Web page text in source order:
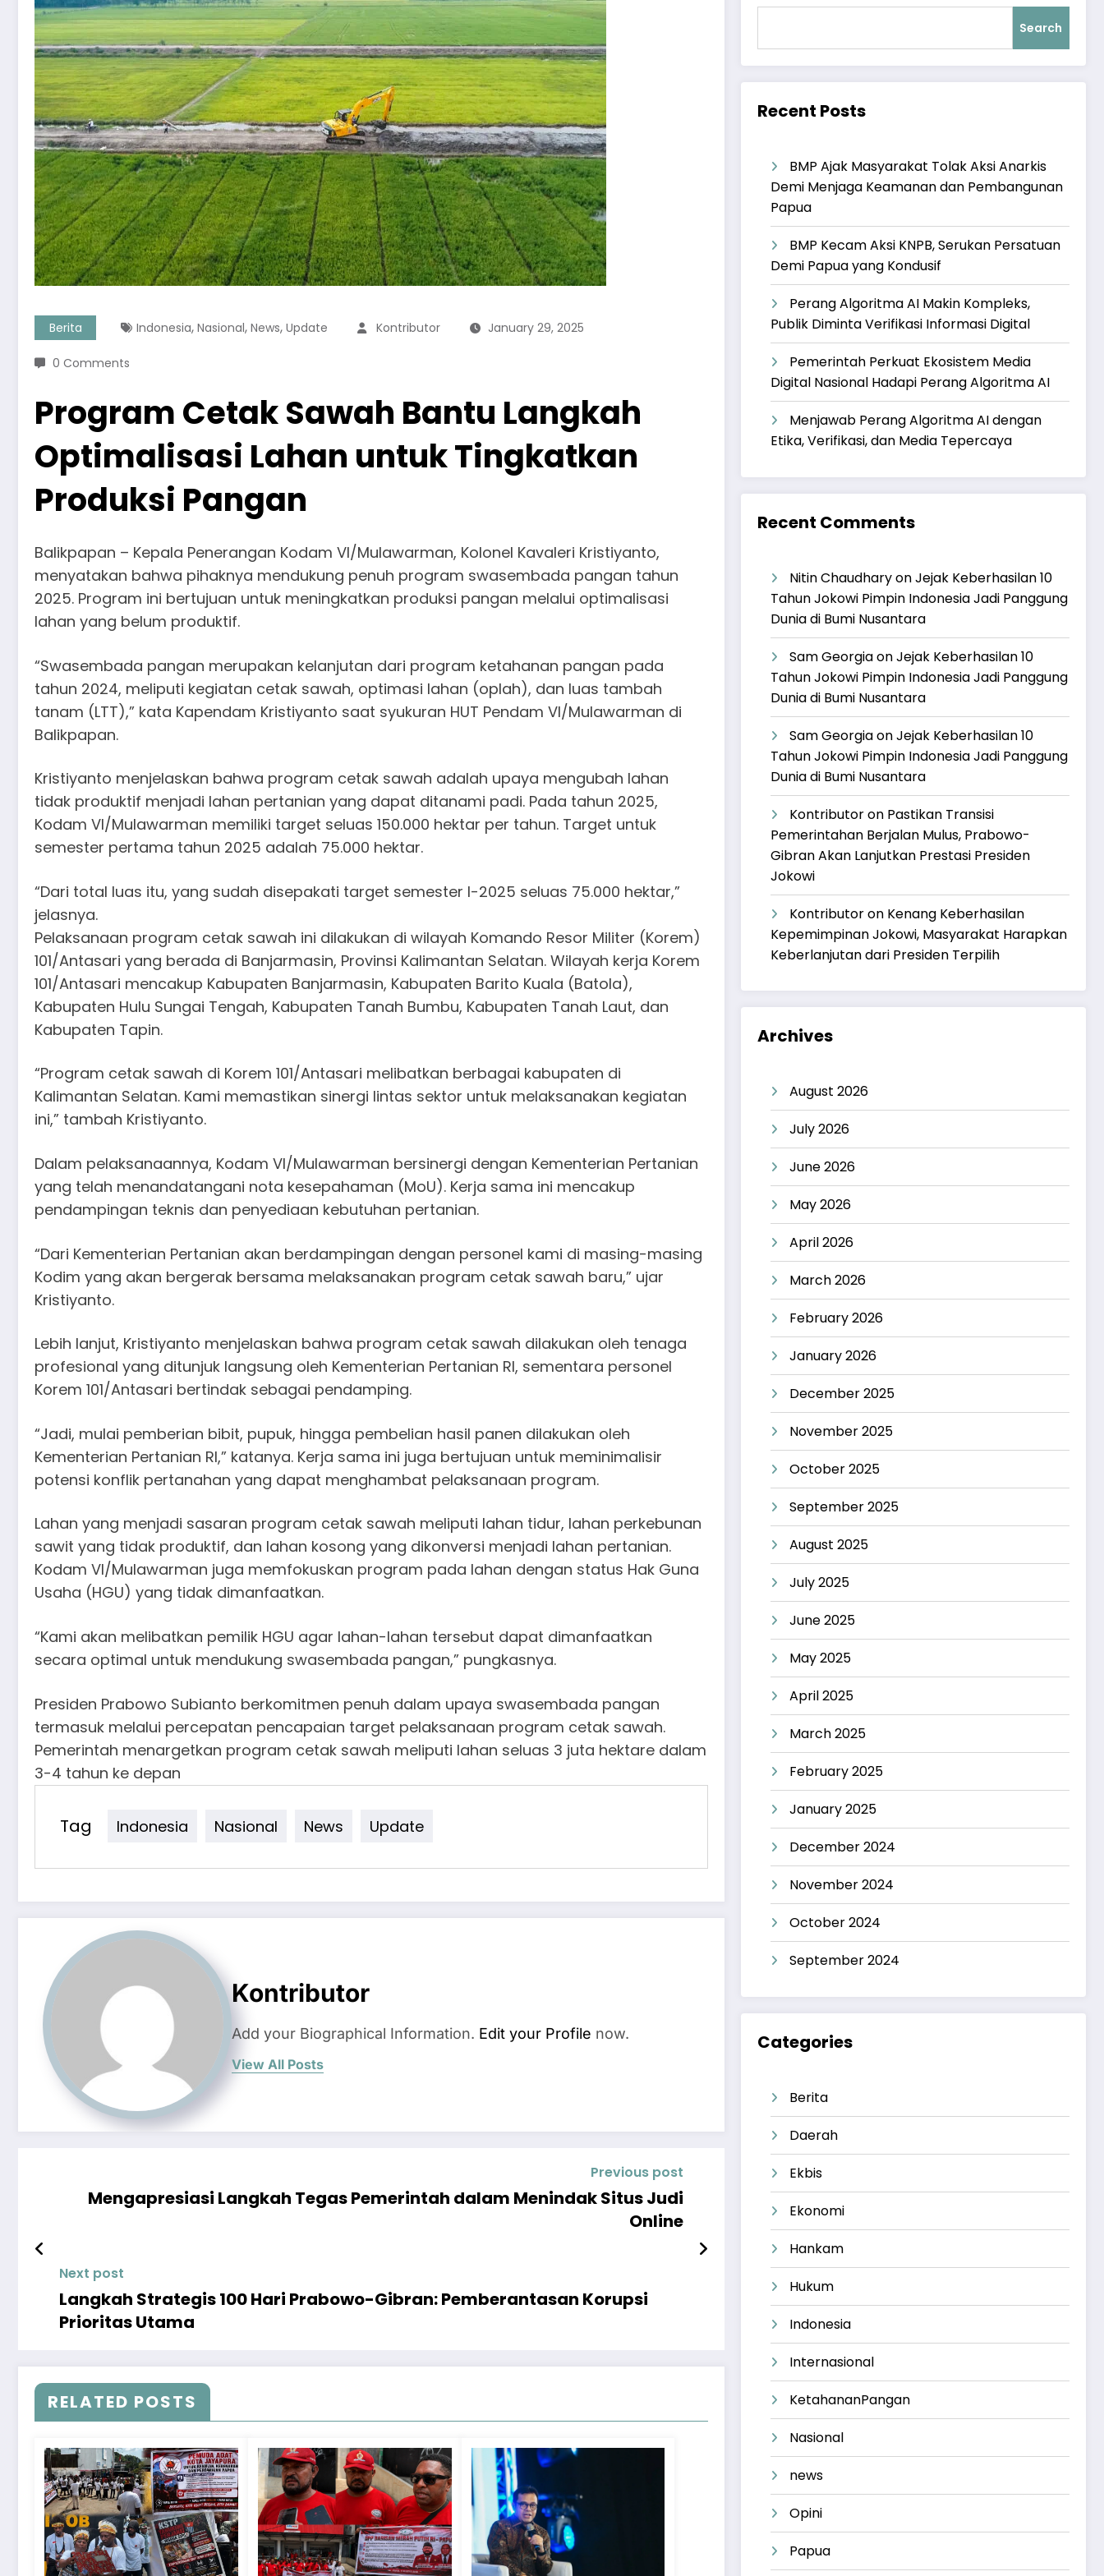
Berita Indonesia, Nasional, News, Update Kontributor January 29, 2025
0 Comments
Program Cetak Sawah Bantu Langkah
Optimalisasi Lahan untuk Tingkatkan
Produksi Pangan
Balikpapan – Kepala Penerangan Kodam VI/Mulawarman, Kolonel Kavaleri Kristiyanto,
menyatakan bahwa pihaknya mendukung penuh program swasembada pangan tahun
2025. Program ini bertujuan untuk meningkatkan produksi pangan melalui optimalisasi
lahan yang belum produktif.
“Swasembada pangan merupakan kelanjutan dari program ketahanan pangan pada
tahun 2024, meliputi kegiatan cetak sawah, optimasi lahan (oplah), dan luas tambah
tanam (LTT),” kata Kapendam Kristiyanto saat syukuran HUT Pendam VI/Mulawarman di
Balikpapan.
Kristiyanto menjelaskan bahwa program cetak sawah adalah upaya mengubah lahan
tidak produktif menjadi lahan pertanian yang dapat ditanami padi. Pada tahun 2025,
Kodam VI/Mulawarman memiliki target seluas 150.000 hektar per tahun. Target untuk
semester pertama tahun 2025 adalah 75.000 hektar.
“Dari total luas itu, yang sudah disepakati target semester I-2025 seluas 75.000 hektar,”
jelasnya.
Pelaksanaan program cetak sawah ini dilakukan di wilayah Komando Resor Militer (Korem)
101/Antasari yang berada di Banjarmasin, Provinsi Kalimantan Selatan. Wilayah kerja Korem
101/Antasari mencakup Kabupaten Banjarmasin, Kabupaten Barito Kuala (Batola),
Kabupaten Hulu Sungai Tengah, Kabupaten Tanah Bumbu, Kabupaten Tanah Laut, dan
Kabupaten Tapin.
“Program cetak sawah di Korem 101/Antasari melibatkan berbagai kabupaten di
Kalimantan Selatan. Kami memastikan sinergi lintas sektor untuk melaksanakan kegiatan
ini,” tambah Kristiyanto.
Dalam pelaksanaannya, Kodam VI/Mulawarman bersinergi dengan Kementerian Pertanian
yang telah menandatangani nota kesepahaman (MoU). Kerja sama ini mencakup
pendampingan teknis dan penyediaan kebutuhan pertanian.
“Dari Kementerian Pertanian akan berdampingan dengan personel kami di masing-masing
Kodim yang akan bergerak bersama melaksanakan program cetak sawah baru,” ujar
Kristiyanto.
Lebih lanjut, Kristiyanto menjelaskan bahwa program cetak sawah dilakukan oleh tenaga
profesional yang ditunjuk langsung oleh Kementerian Pertanian RI, sementara personel
Korem 101/Antasari bertindak sebagai pendamping.
“Jadi, mulai pemberian bibit, pupuk, hingga pembelian hasil panen dilakukan oleh
Kementerian Pertanian RI,” katanya. Kerja sama ini juga bertujuan untuk meminimalisir
potensi konflik pertanahan yang dapat menghambat pelaksanaan program.
Lahan yang menjadi sasaran program cetak sawah meliputi lahan tidur, lahan perkebunan
sawit yang tidak produktif, dan lahan kosong yang dikonversi menjadi lahan pertanian.
Kodam VI/Mulawarman juga memfokuskan program pada lahan dengan status Hak Guna
Usaha (HGU) yang tidak dimanfaatkan.
“Kami akan melibatkan pemilik HGU agar lahan-lahan tersebut dapat dimanfaatkan
secara optimal untuk mendukung swasembada pangan,” pungkasnya.
Presiden Prabowo Subianto berkomitmen penuh dalam upaya swasembada pangan
termasuk melalui percepatan pencapaian target pelaksanaan program cetak sawah.
Pemerintah menargetkan program cetak sawah meliputi lahan seluas 3 juta hektare dalam
3-4 tahun ke depan
Tag Indonesia Nasional News Update
Kontributor
Add your Biographical Information. Edit your Profile now.
View All Posts
Previous post
Mengapresiasi Langkah Tegas Pemerintah dalam Menindak Situs Judi
Online
Next post
Langkah Strategis 100 Hari Prabowo-Gibran: Pemberantasan Korupsi
Prioritas Utama
RELATED POSTS
Search
Recent Posts
BMP Ajak Masyarakat Tolak Aksi Anarkis
Demi Menjaga Keamanan dan Pembangunan
Papua
BMP Kecam Aksi KNPB, Serukan Persatuan
Demi Papua yang Kondusif
Perang Algoritma AI Makin Kompleks,
Publik Diminta Verifikasi Informasi Digital
Pemerintah Perkuat Ekosistem Media
Digital Nasional Hadapi Perang Algoritma AI
Menjawab Perang Algoritma AI dengan
Etika, Verifikasi, dan Media Tepercaya
Recent Comments
Nitin ChaudharyonJejak Keberhasilan 10
Tahun Jokowi Pimpin Indonesia Jadi Panggung
Dunia di Bumi Nusantara
Sam GeorgiaonJejak Keberhasilan 10
Tahun Jokowi Pimpin Indonesia Jadi Panggung
Dunia di Bumi Nusantara
Sam GeorgiaonJejak Keberhasilan 10
Tahun Jokowi Pimpin Indonesia Jadi Panggung
Dunia di Bumi Nusantara
Kontributoron Pastikan Transisi
Pemerintahan Berjalan Mulus, Prabowo-
Gibran Akan Lanjutkan Prestasi Presiden
Jokowi
Kontributoron Kenang Keberhasilan
Kepemimpinan Jokowi, Masyarakat Harapkan
Keberlanjutan dari Presiden Terpilih
Archives
August 2026
July 2026
June 2026
May 2026
April 2026
March 2026
February 2026
January 2026
December 2025
November 2025
October 2025
September 2025
August 2025
July 2025
June 2025
May 2025
April 2025
March 2025
February 2025
January 2025
December 2024
November 2024
October 2024
September 2024
Categories
Berita
Daerah
Ekbis
Ekonomi
Hankam
Hukum
Indonesia
Internasional
KetahananPangan
Nasional
news
Opini
Papua